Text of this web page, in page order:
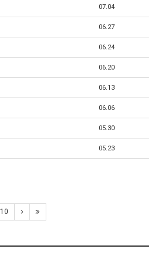
07.04
06.27
06.24
06.20
06.13
06.06
05.30
05.23
10